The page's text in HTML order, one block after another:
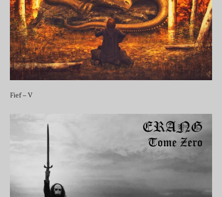
Fief – V